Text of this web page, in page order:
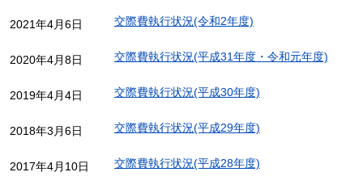
2021年4月6日 交際費執行状況(令和2年度)
2020年4月8日 交際費執行状況(平成31年度・令和元年度)
2019年4月4日 交際費執行状況(平成30年度)
2018年3月6日 交際費執行状況(平成29年度)
2017年4月10日 交際費執行状況(平成28年度)